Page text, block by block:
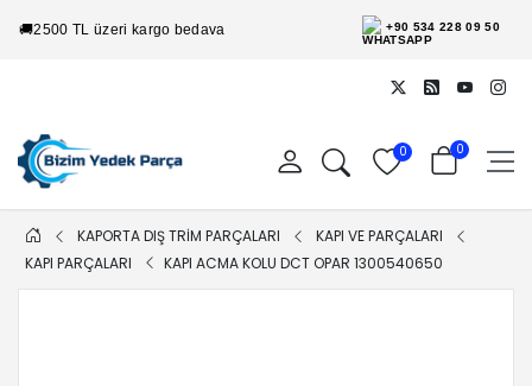
🚚2500 TL üzeri kargo bedava +90 534 228 09 50
0 0
KAPORTA DIŞ TRİM PARÇALARI
KAPI VE PARÇALARI
KAPI PARÇALARI
KAPI ACMA KOLU DCT OPAR 1300540650